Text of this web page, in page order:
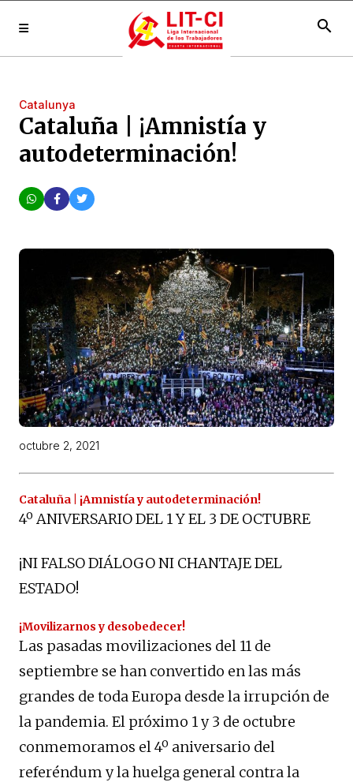
search
Catalunya
Cataluña | ¡Amnistía y
autodeterminación!
octubre 2, 2021
Cataluña | ¡Amnistía y autodeterminación!
4º ANIVERSARIO DEL 1 Y EL 3 DE OCTUBRE
¡NI FALSO DIÁLOGO NI CHANTAJE DEL
ESTADO!
¡Movilizarnos y desobedecer!
Las pasadas movilizaciones del 11 de
septiembre se han convertido en las más
grandes de toda Europa desde la irrupción de
la pandemia. El próximo 1 y 3 de octubre
conmemoramos el 4º aniversario del
referéndum y la huelga general contra la